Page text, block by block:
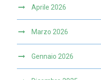
Aprile 2026
Marzo 2026
Gennaio 2026